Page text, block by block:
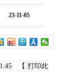
23-11-05
【 打印此